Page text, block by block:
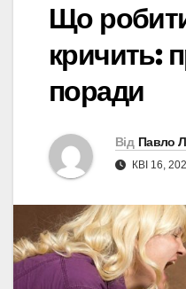
Що
кричить:
поради
Від Павло
КВІ 16,